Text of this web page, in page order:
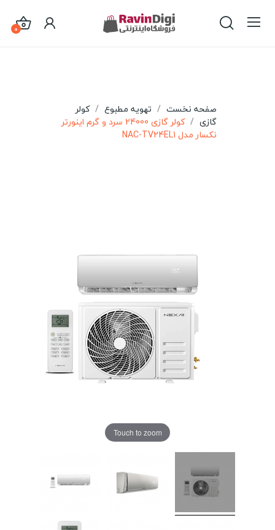
0
صفحه نخست تهویه مطبوع
کولر
گازی
کولر گازی 24000 سرد و گرم اینورتر
نکسار مدل NAC-TV24EL1
Touch to zoom